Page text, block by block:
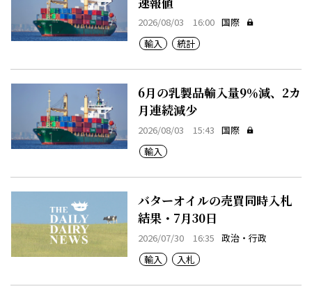
2026/08/03 16:00 国際
輸入
統計
6月の乳製品輸入量9％減、2カ
月連続減少
2026/08/03 15:43 国際
輸入
バターオイルの売買同時入札
結果・7月30日
2026/07/30 16:35 政治・行政
輸入
入札